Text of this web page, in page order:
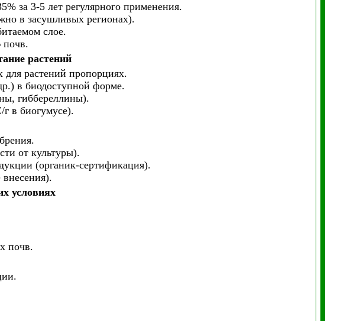
за 3-5 лет регулярного применения.
в засушливых регионах).
слое.
почв.
растений
растений пропорциях.
в биодоступной форме.
гиббереллины).
в биогумусе).
от культуры).
(органик-сертификация).
условиях
почв.